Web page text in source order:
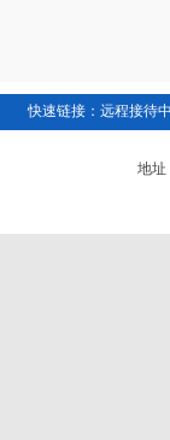
快速链接： 远程接待
地址